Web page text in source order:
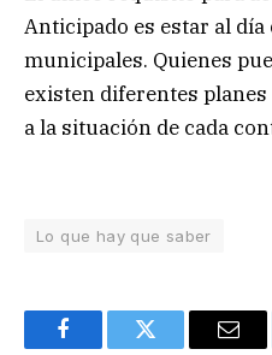
Anticipado es estar al
municipales. Quienes
existen diferentes planes
a la situación de cada
Lo que hay que saber
FacebookTwitter